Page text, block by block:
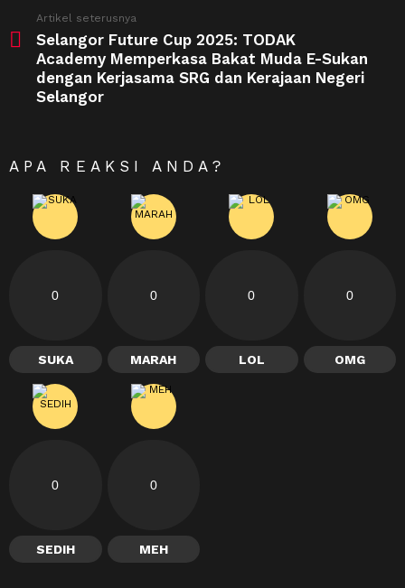
Artikel seterusnya
Selangor Future Cup 2025: TODAK
Academy Memperkasa Bakat Muda E-Sukan
dengan Kerjasama SRG dan Kerajaan Negeri
Selangor
APA REAKSI ANDA?
0
SUKA
0
MARAH
0
LOL
0
OMG
0
SEDIH
0
MEH